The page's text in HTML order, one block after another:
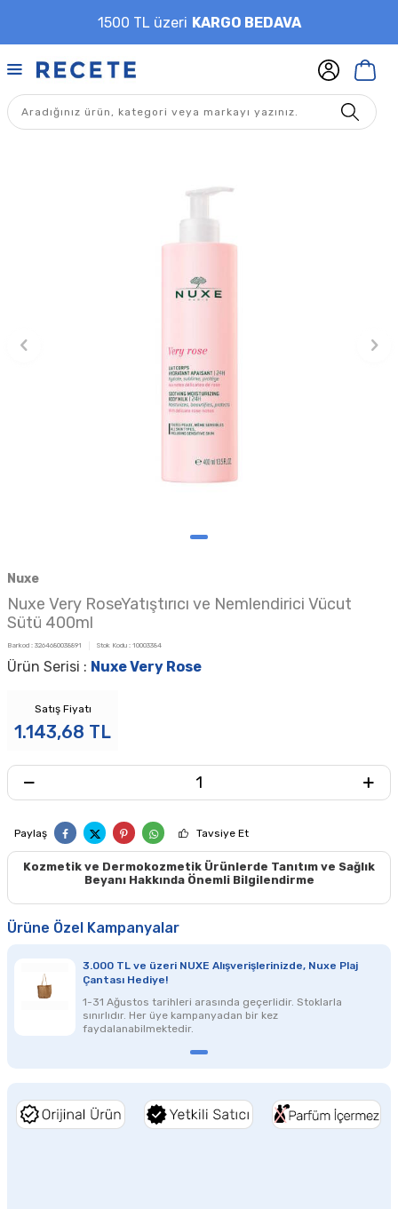
1500 TL üzeri KARGO BEDAVA
Nuxe
Nuxe Very RoseYatıştırıcı ve Nemlendirici Vücut
Sütü 400ml
Barkod : 3264680038891 Stok Kodu : 10003384
Ürün Serisi : Nuxe Very Rose
Satış Fiyatı
1.143,68 TL
Paylaş Tavsiye Et
Kozmetik ve Dermokozmetik Ürünlerde Tanıtım ve Sağlık
Beyanı Hakkında Önemli Bilgilendirme
Ürüne Özel Kampanyalar
3.000 TL ve üzeri NUXE Alışverişlerinizde, Nuxe Plaj
Çantası Hediye!
1-31 Ağustos tarihleri arasında geçerlidir. Stoklarla
sınırlıdır. Her üye kampanyadan bir kez
faydalanabilmektedir.